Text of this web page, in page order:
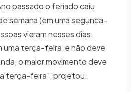
passado o feriado caiu
semana (em uma segunda-
vieram nesses dias.
uma terça-feira, e não deve
o maior movimento deve
terça-feira”, projetou.